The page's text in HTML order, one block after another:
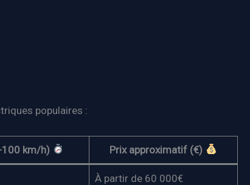
populaires :
km/h) Prix approximatif (€)
À partir de 60 000€